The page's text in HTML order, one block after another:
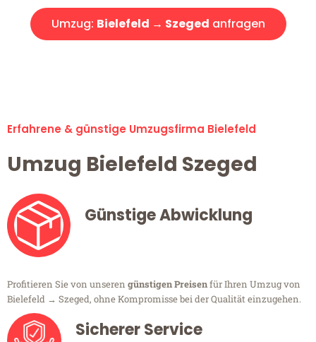
Umzug: Bielefeld → Szeged anfragen
Erfahrene & günstige Umzugsfirma Bielefeld
Umzug Bielefeld Szeged
Günstige Abwicklung
Profitieren Sie von unseren günstigen Preisenfür Ihren Umzug von
Bielefeld → Szeged, ohne Kompromisse bei der Qualität einzugehen.
Sicherer Service